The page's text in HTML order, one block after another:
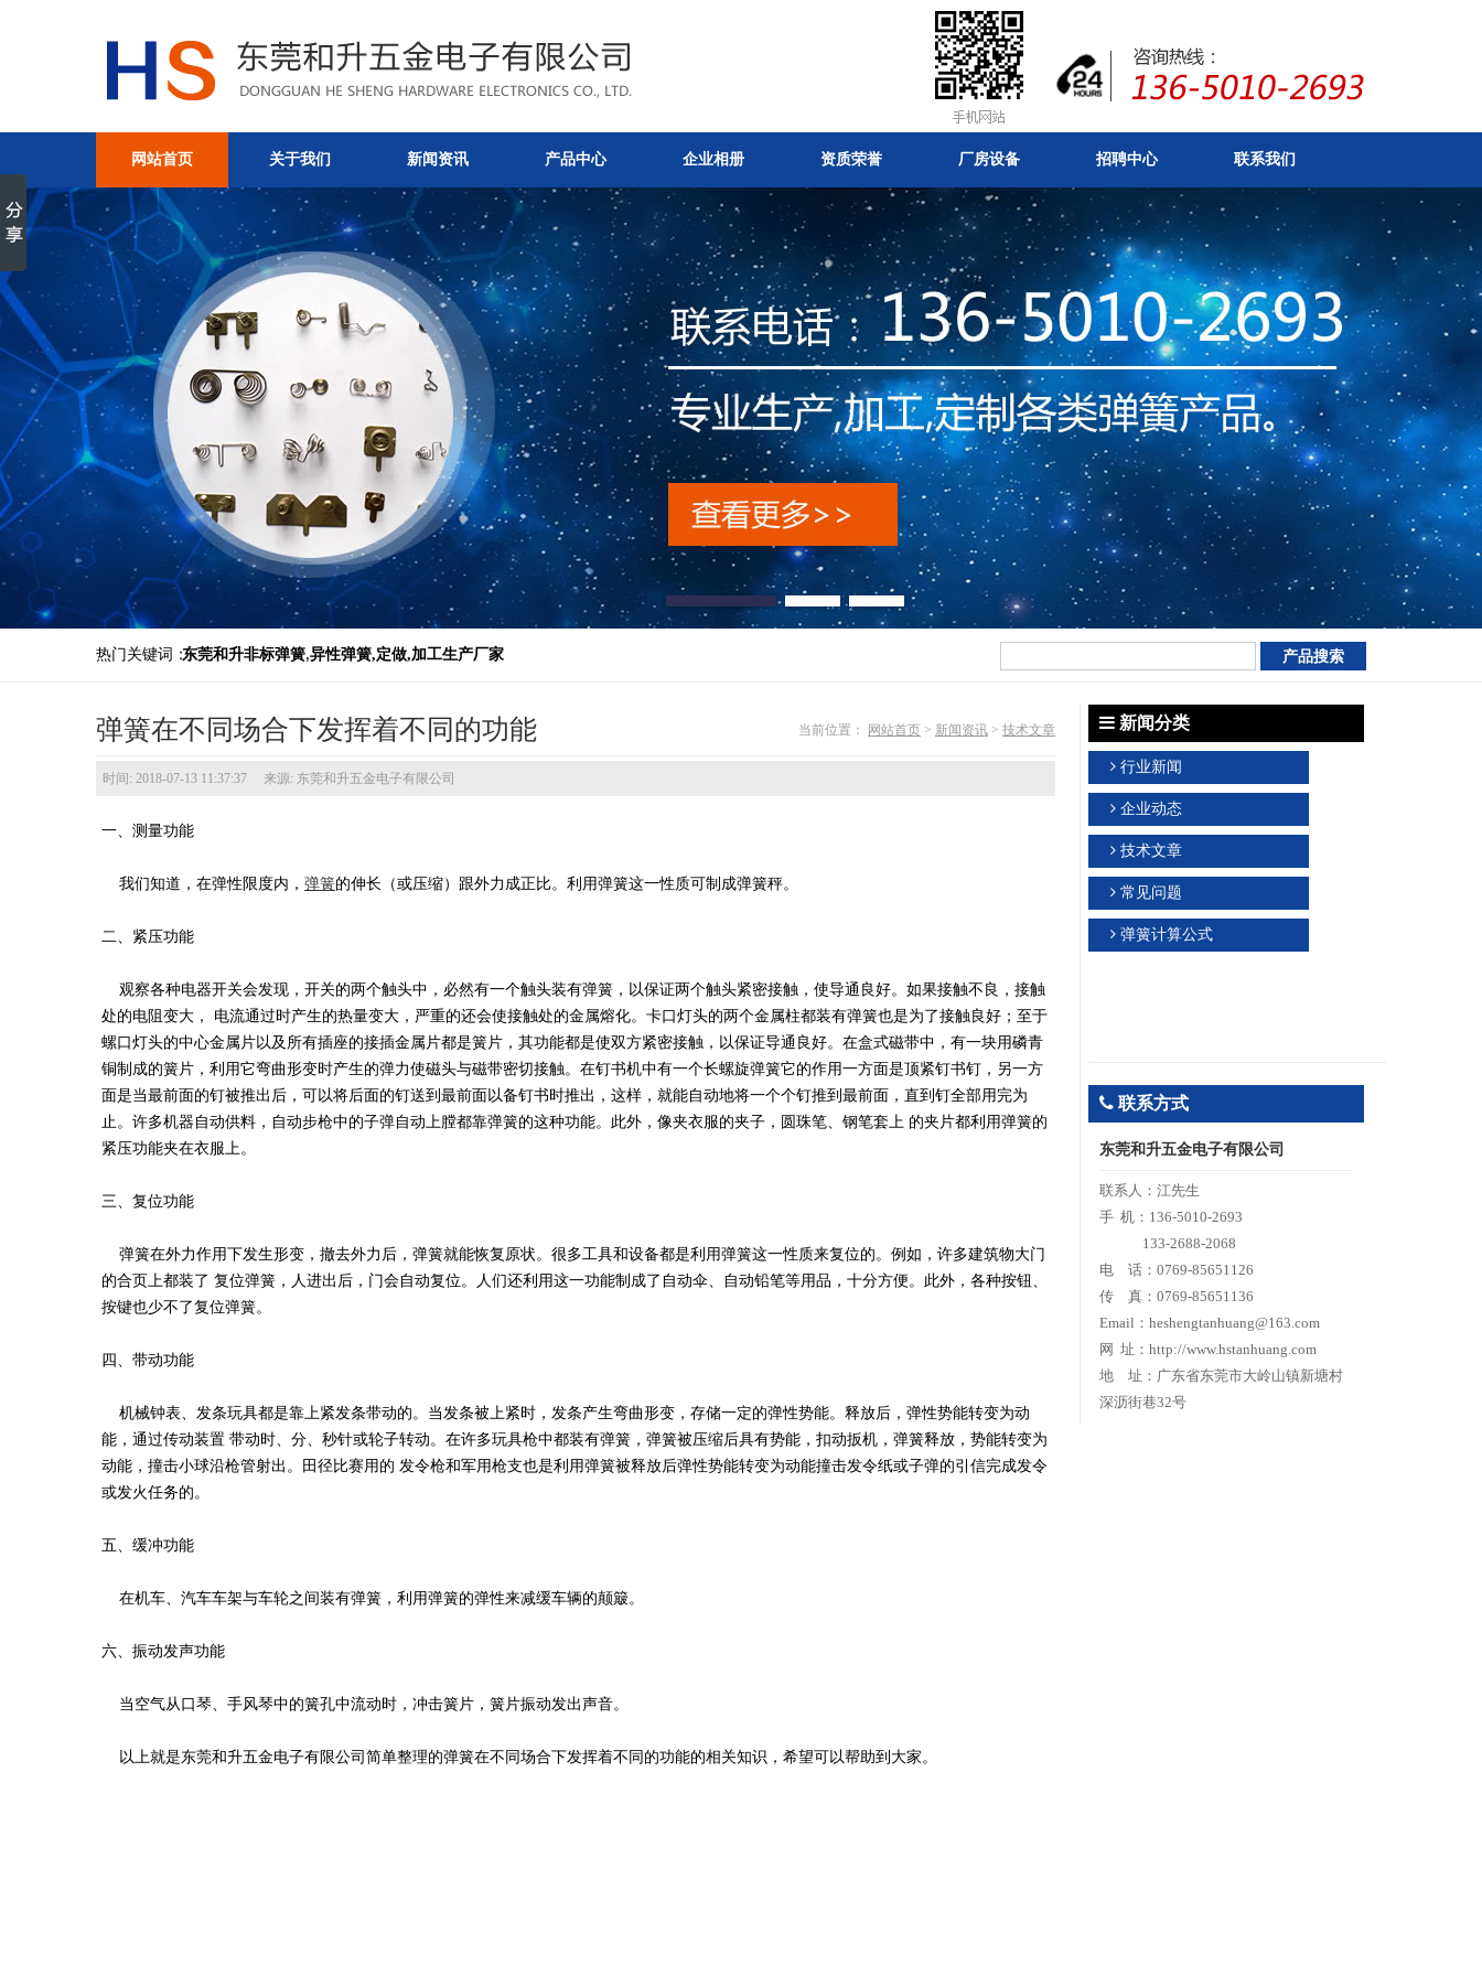
弹簧在不同场合下发挥着不同的功能-技术
文章-东莞和升五金电子有限公司
网站首页 关于我们 新闻资讯 产品中心 企业相册 资质荣誉 厂房设备 招聘中心 联系我们
热门关键词：东莞和升非标弹簧,异性弹簧,定做,加工生产厂家
弹簧在不同场合下发挥着不同的功能 当前位置： 网站首页 > 新闻资讯 > 技术文章
时间: 2018-07-13 11:37:37 来源: 东莞和升五金电子有限公司
一、测量功能
我们知道，在弹性限度内， 弹簧的伸长（或压缩）跟外力成正比。利用弹簧这一性质可制成弹簧秤。
二、紧压功能
观察各种电器开关会发现，开关的两个触头中，必然有一个触头装有弹簧，以保证两个触头紧密接触，使导通良好。如果接触不良，接触
处的电阻变大， 电流通过时产生的热量变大，严重的还会使接触处的金属熔化。卡口灯头的两个金属柱都装有弹簧也是为了接触良好；至于
螺口灯头的中心金属片以及所有插座的接插金属片都是簧片，其功能都是使双方紧密接触，以保证导通良好。在盒式磁带中，有一块用磷青
铜制成的簧片，利用它弯曲形变时产生的弹力使磁头与磁带密切接触。在钉书机中有一个长螺旋弹簧它的作用一方面是顶紧钉书钉，另一方
面是当最前面的钉被推出后，可以将后面的钉送到最前面以备钉书时推出，这样，就能自动地将一个个钉推到最前面，直到钉全部用完为
止。许多机器自动供料，自动步枪中的子弹自动上膛都靠弹簧的这种功能。此外，像夹衣服的夹子，圆珠笔、钢笔套上 的夹片都利用弹簧的
紧压功能夹在衣服上。
三、复位功能
弹簧在外力作用下发生形变，撤去外力后，弹簧就能恢复原状。很多工具和设备都是利用弹簧这一性质来复位的。例如，许多建筑物大门
的合页上都装了 复位弹簧，人进出后，门会自动复位。人们还利用这一功能制成了自动伞、自动铅笔等用品，十分方便。此外，各种按钮、
按键也少不了复位弹簧。
四、带动功能
机械钟表、发条玩具都是靠上紧发条带动的。当发条被上紧时，发条产生弯曲形变，存储一定的弹性势能。释放后，弹性势能转变为动
能，通过传动装置 带动时、分、秒针或轮子转动。在许多玩具枪中都装有弹簧，弹簧被压缩后具有势能，扣动扳机，弹簧释放，势能转变为
动能，撞击小球沿枪管射出。田径比赛用的 发令枪和军用枪支也是利用弹簧被释放后弹性势能转变为动能撞击发令纸或子弹的引信完成发令
或发火任务的。
五、缓冲功能
在机车、汽车车架与车轮之间装有弹簧，利用弹簧的弹性来减缓车辆的颠簸。
六、振动发声功能
当空气从口琴、手风琴中的簧孔中流动时，冲击簧片，簧片振动发出声音。
以上就是东莞和升五金电子有限公司简单整理的弹簧在不同场合下发挥着不同的功能的相关知识，希望可以帮助到大家。
新闻分类
行业新闻
企业动态
技术文章
常见问题
弹簧计算公式
联系方式
东莞和升五金电子有限公司
联系人：江先生
手 机：136-5010-2693
133-2688-2068
电 话：0769-85651126
传 真：0769-85651136
Email：heshengtanhuang@163.com
网 址：http://www.hstanhuang.com
地 址：广东省东莞市大岭山镇新塘村
深沥街巷32号